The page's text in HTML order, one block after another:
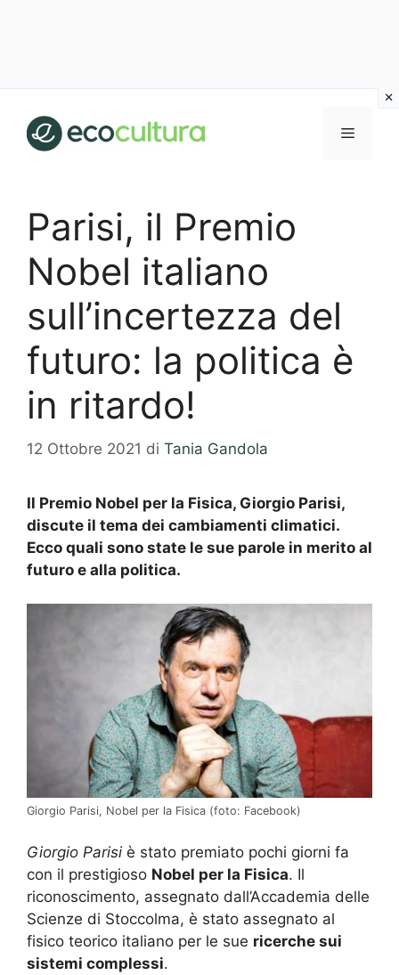
contenuto
MENU
Parisi, il Premio
Nobel italiano
sull’incertezza del
futuro: la politica è
in ritardo!
12 Ottobre 2021 di Tania Gandola
Il Premio Nobel per la Fisica, Giorgio Parisi,
discute il tema dei cambiamenti climatici.
Ecco quali sono state le sue parole in merito al
futuro e alla politica.
Giorgio Parisi, Nobel per la Fisica (foto: Facebook)
Giorgio Parisi è stato premiato pochi giorni fa
con il prestigioso Nobel per la Fisica. Il
riconoscimento, assegnato dall’Accademia delle
Scienze di Stoccolma, è stato assegnato al
fisico teorico italiano per le sue ricerche sui
sistemi complessi.